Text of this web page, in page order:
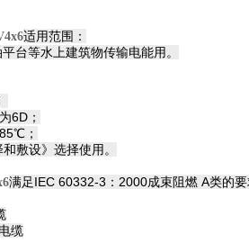
适用范围：
台等水上建筑物传输电能用。
6D；
；
敷设》选择使用。
满足IEC 60332-3：2000成束阻燃 A类的
缆